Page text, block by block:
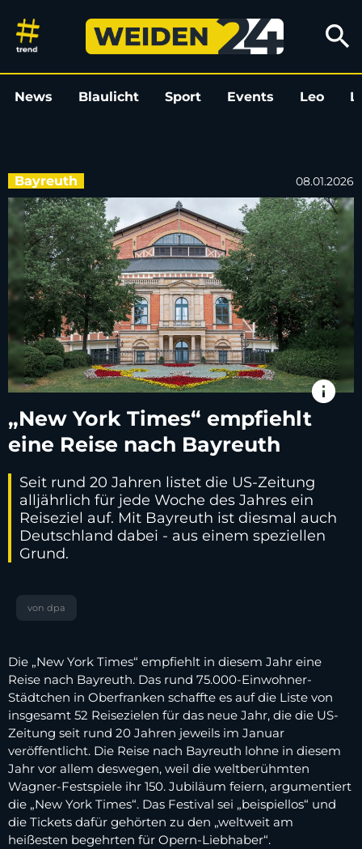
„New York Times“ empfiehlt
search
News Blaulicht Sport Events Leo
Bayreuth 08.01.2026
info
„New York Times“ empfiehlt
eine Reise nach Bayreuth
Seit rund 20 Jahren listet die US-Zeitung
alljährlich für jede Woche des Jahres ein
Reiseziel auf. Mit Bayreuth ist diesmal auch
Deutschland dabei - aus einem speziellen
Grund.
von dpa
Die „New York Times“ empfiehlt in diesem Jahr eine
Reise nach Bayreuth. Das rund 75.000-Einwohner-
Städtchen in Oberfranken schaffte es auf die Liste von
insgesamt 52 Reisezielen für das neue Jahr, die die US-
Zeitung seit rund 20 Jahren jeweils im Januar
veröffentlicht. Die Reise nach Bayreuth lohne in diesem
Jahr vor allem deswegen, weil die weltberühmten
Wagner-Festspiele ihr 150. Jubiläum feiern, argumentiert
die „New York Times“. Das Festival sei „beispiellos“ und
die Tickets dafür gehörten zu den „weltweit am
heißesten begehrten für Opern-Liebhaber“.